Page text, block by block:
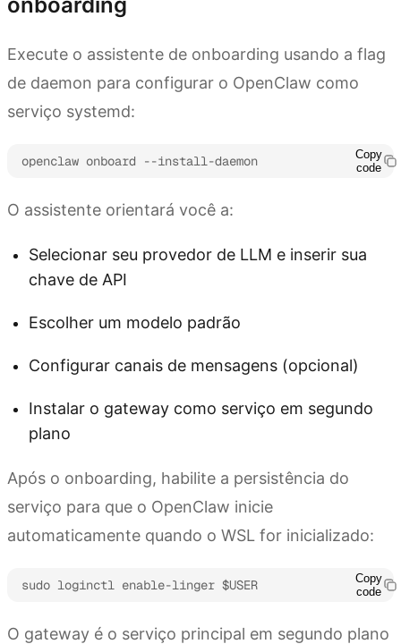
Execute o assistente de onboarding usando a flag
de daemon para configurar o OpenClaw como
serviço systemd:
openclaw onboard --install-daemon
Copy
code
O assistente orientará você a:
Selecionar seu provedor de LLM e inserir sua
chave de API
Escolher um modelo padrão
Configurar canais de mensagens (opcional)
Instalar o gateway como serviço em segundo
plano
Após o onboarding, habilite a persistência do
serviço para que o OpenClaw inicie
automaticamente quando o WSL for inicializado:
sudo loginctl enable-linger $USER
Copy
code
O gateway é o serviço principal em segundo plano